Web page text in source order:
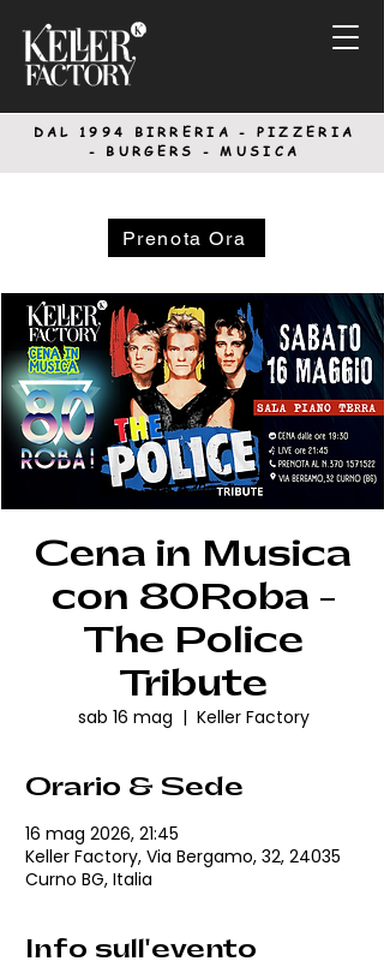
DAL 1994 BIRRERIA - PIZZERIA
- BURGERS - MUSICA
Prenota Ora
Cena in Musica
con 80Roba -
The Police
Tribute
sab 16 mag
  |
Keller Factory
Orario & Sede
16 mag 2026, 21:45
Keller Factory, Via Bergamo, 32, 24035
Curno BG, Italia
Info sull'evento